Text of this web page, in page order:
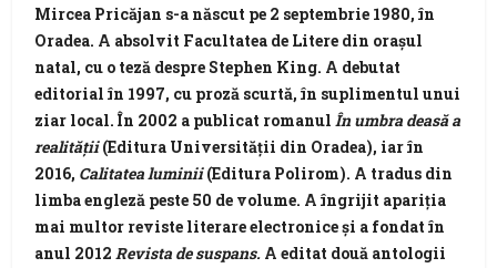
Mircea Pricăjan s-a născut pe 2 septembrie 1980, în
Oradea. A absolvit Facultatea de Litere din orașul
natal, cu o teză despre Stephen King. A debutat
editorial în 1997, cu proză scurtă, în suplimentul unui
ziar local. În 2002 a publicat romanulÎn umbra deasă a
realității(Editura Universității din Oradea), iar în
2016, Calitatealuminii(Editura Polirom). A tradus din
limba engleză peste 50 de volume. A îngrijit apariția
mai multor reviste literare electronice și a fondat în
anul 2012Revista de suspans. A editat două antologii